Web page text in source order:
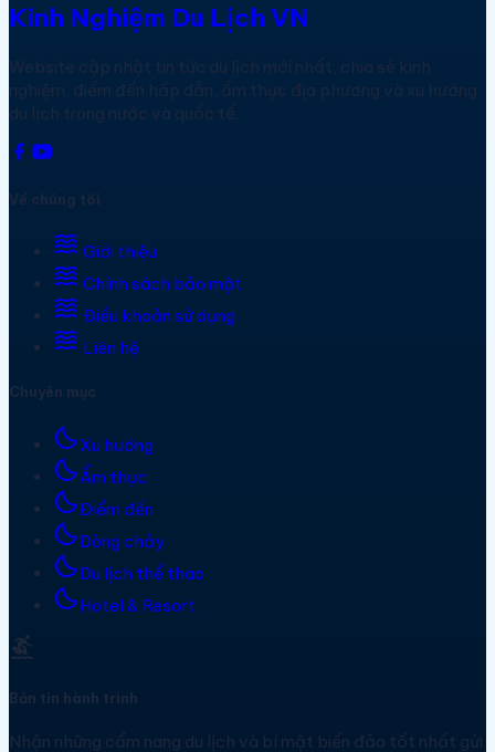
Kinh Nghiệm Du Lịch VN
Website cập nhật tin tức du lịch mới nhất, chia sẻ kinh
nghiệm, điểm đến hấp dẫn, ẩm thực địa phương và xu hướng
du lịch trong nước và quốc tế.
Về chúng tôi
waves Giới thiệu
waves Chính sách bảo mật
waves Điều khoản sử dụng
waves Liên hệ
Chuyên mục
bedtimeXu hướng
bedtimeẨm thực
bedtimeĐiểm đến
bedtimeDòng chảy
bedtimeDu lịch thể thao
bedtimeHotel & Resort
surfing
Bản tin hành trình
Nhận những cẩm nang du lịch và bí mật biển đảo tốt nhất gửi